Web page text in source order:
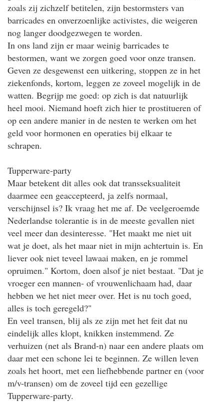
zoals zij zichzelf betitelen, zijn bestormsters van
barricades en onverzoenlijke activistes, die weigeren
nog langer doodgezwegen te worden.
In ons land zijn er maar weinig barricades te
bestormen, want we zorgen goed voor onze transen.
Geven ze desgewenst een uitkering, stoppen ze in het
ziekenfonds, kortom, leggen ze zoveel mogelijk in de
watten. Begrijp me goed: op zich is dat natuurlijk
heel mooi. Niemand hoeft zich hier te prostitueren of
op een andere manier in de nesten te werken om het
geld voor hormonen en operaties bij elkaar te
schrapen.
Tupperware-party
Maar betekent dit alles ook dat transseksualiteit
daarmee een geaccepteerd, ja zelfs normaal,
verschijnsel is? Ik vraag het me af. De veelgeroemde
Nederlandse tolerantie is in de meeste gevallen niet
veel meer dan desinteresse. "Het maakt me niet uit
wat je doet, als het maar niet in mijn achtertuin is. En
liever ook niet teveel lawaai maken, en je rommel
opruimen." Kortom, doen alsof je niet bestaat. "Dat je
vroeger een mannen- of vrouwenlichaam had, daar
hebben we het niet meer over. Het is nu toch goed,
alles is toch geregeld?"
En veel transen, blij als ze zijn met het feit dat nu
eindelijk alles klopt, knikken instemmend. Ze
verhuizen (net als Brand-n) naar een andere plaats om
daar met een schone lei te beginnen. Ze willen leven
zoals het hoort, met een liefhebbende partner en (voor
m/v-transen) om de zoveel tijd een gezellige
Tupperware-party.